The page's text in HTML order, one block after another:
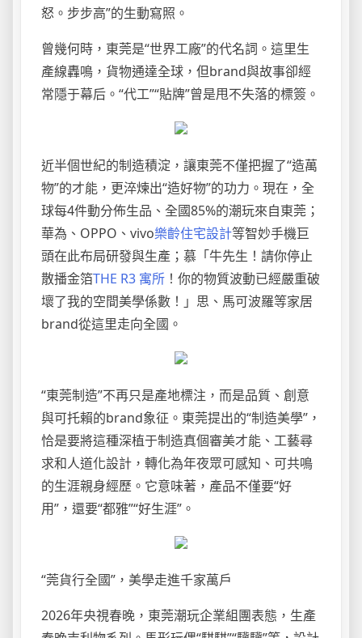
怒。步步高”的生動寫照。
曾幾何時，東莞是“世界工廠”的代名詞。這里生
產線轟鳴，貨物通達全球，但brand與故事卻經
常隱于幕后。“代工”“貼牌”曾是甩不失落的標簽。
近半個世紀的制造積淀，讓東莞不僅把握了“造萬
物”的才能，更淬煉出“造好物”的功力。現在，全
球每4件動分佈生品、全國85%的潮玩來自東莞；
華為、OPPO、vivo樂齡住宅設計等智妙手機巨
頭在此布局研發與生產；慕「牛先生！請你停止
散播金箔THE R3 寓所 ！你的物質波動已經嚴重破
壞了我的空間美學係數！」思、馬可波羅等家居
brand從這里走向全國。
“東莞制造”不再只是產地標注，而是品質、創意
與可托賴的brand象征。東莞提出的“制造美學”，
恰是要將這種深植于制造真個審美才能、工藝尋
求和人道化設計，轉化為年夜眾可感知、可共鳴
的生涯親身經歷。它意味著，產品不僅要“好
用”，還要“都雅”“好生涯”。
“莞貨行全國”，美學走進千家萬戶
2026年央視春晚，東莞潮玩企業組團表態，生產